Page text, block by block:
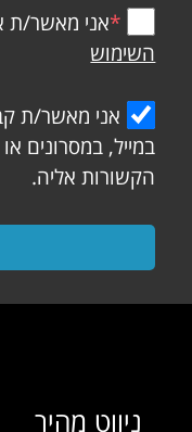
*אני מאשר/ת
השימוש
אני מאשר/ת
במייל, במסרונים
הקשורות אליה.
ניווט מהיר